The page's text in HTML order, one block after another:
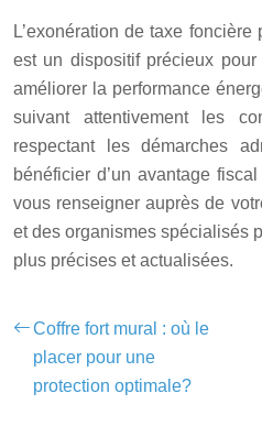
L’exonération de taxe
est un dispositif précieux
améliorer la performance
suivant attentivement les
respectant les démarches
bénéficier d’un avantage
vous renseigner auprès de
et des organismes spécialisés
plus précises et actualisées.
Coffre fort mural : où le
placer pour une
protection optimale?